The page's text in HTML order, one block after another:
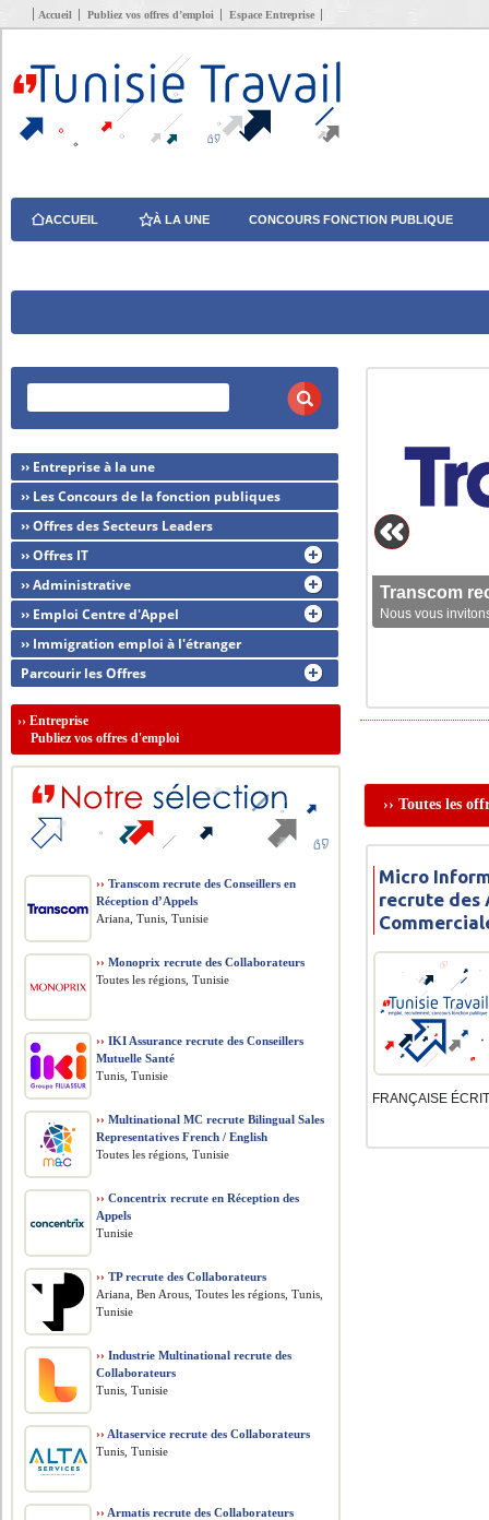
Accueil Publiez vos offres d’emploi Espace Entreprise
ACCUEIL À LA UNE CONCOURS FONCTION PUBLIQUE
Transcom
Nous vous
›› Toutes les
Micro
recrute des
FRANÇAISE
›› Entreprise à la une
›› Les Concours de la fonction publiques
›› Offres des Secteurs Leaders
›› Offres IT
›› Administrative
›› Emploi Centre d'Appel
›› Immigration emploi à l'étranger
Parcourir les Offres
››Entreprise
Publiez vos offres d'emploi
›› Transcom recrute des Conseillers en
Réception d’Appels
Ariana, Tunis, Tunisie
›› Monoprix recrute des Collaborateurs
Toutes les régions, Tunisie
›› IKI Assurance recrute des Conseillers
Mutuelle Santé
Tunis, Tunisie
›› Multinational MC recrute Bilingual Sales
Representatives French / English
Toutes les régions, Tunisie
›› Concentrix recrute en Réception des
Appels
Tunisie
›› TP recrute des Collaborateurs
Ariana, Ben Arous, Toutes les régions, Tunis,
Tunisie
›› Industrie Multinational recrute des
Collaborateurs
Tunis, Tunisie
›› Altaservice recrute des Collaborateurs
Tunis, Tunisie
›› Armatis recrute des Collaborateurs